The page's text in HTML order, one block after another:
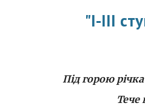
"І-ІІІ
Під горою
Тече